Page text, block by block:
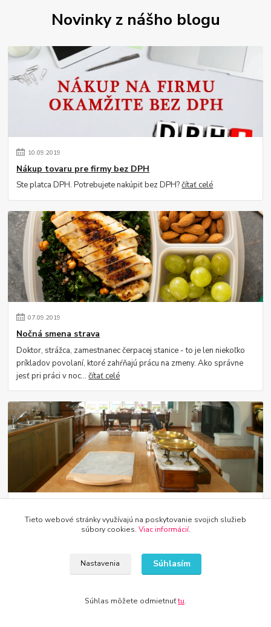
Novinky z nášho blogu
10.09.2019
Nákup tovaru pre firmy bez DPH
Ste platca DPH. Potrebujete nakúpiť bez DPH?čítať celé
07.09.2019
Nočná smena strava
Doktor, strážca, zamestnanec čerpacej stanice - to je len niekoľko
príkladov povolaní, ktoré zahŕňajú prácu na zmeny. Ako správne
jesť pri práci v noc...čítať celé
Usporiadanie obývacej izby s kuchynkou v štýle Provence
svetlým drevom. Obývacia izba a kuchyňa sa dokonale hodia k
tomuto typu usporiadania. Na ...
čítať celé
Tieto webové stránky využívajú na poskytovanie svojich služieb
súbory cookies. Viac informácií.
Nastavenia Súhlasím
Súhlas môžete odmietnuťtu.